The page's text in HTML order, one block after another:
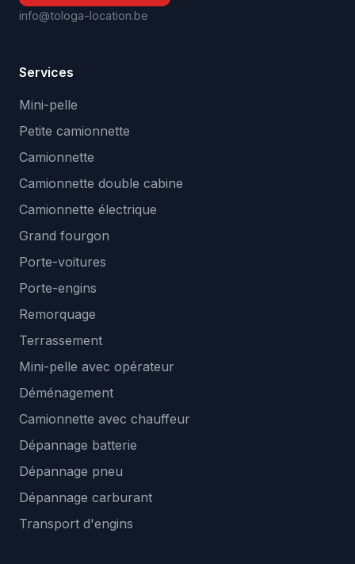
info@tologa-location.be
Services
Mini-pelle
Petite camionnette
Camionnette
Camionnette double cabine
Camionnette électrique
Grand fourgon
Porte-voitures
Porte-engins
Remorquage
Terrassement
Mini-pelle avec opérateur
Déménagement
Camionnette avec chauffeur
Dépannage batterie
Dépannage pneu
Dépannage carburant
Transport d'engins